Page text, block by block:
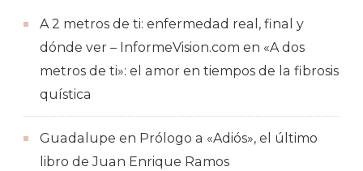
A 2 metros de ti: enfermedad real, final y
dónde ver – InformeVision.com en «A dos
metros de ti»: el amor en tiempos de la fibrosis
quística
Guadalupe en Prólogo a «Adiós», el último
libro de Juan Enrique Ramos